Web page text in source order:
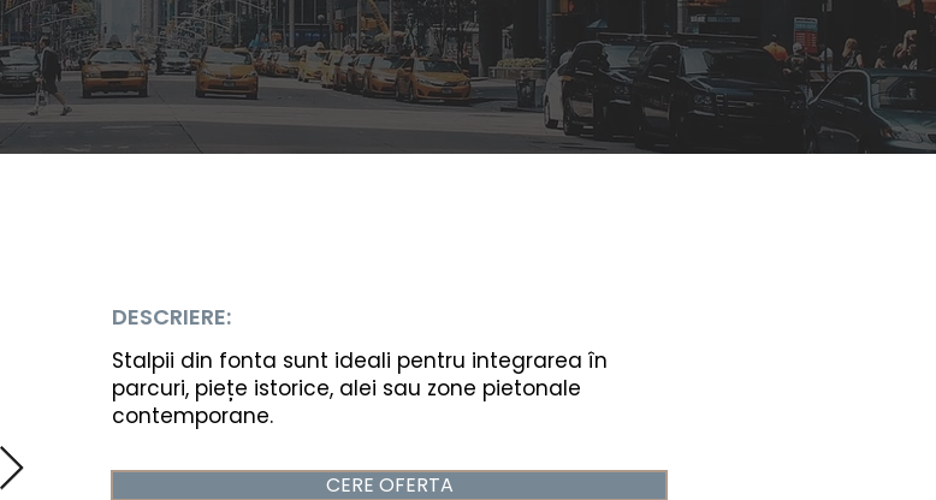
DESCRIERE:
Stalpii din fonta sunt ideali pentru integrarea în
parcuri, piețe istorice, alei sau zone pietonale
contemporane.
CERE OFERTA